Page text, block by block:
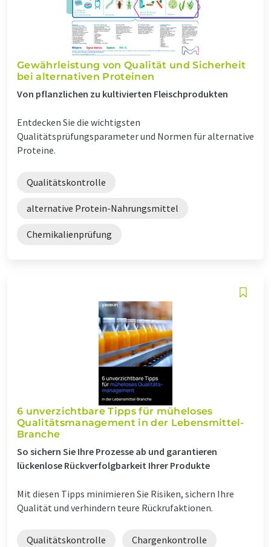
Gewährleistung von Qualität und Sicherheit
bei alternativen Proteinen
Von pflanzlichen zu kultivierten Fleischprodukten
Entdecken Sie die wichtigsten
Qualitätsprüfungsparameter und Normen für alternative
Proteine.
Qualitätskontrolle
alternative Protein-Nahrungsmittel
Chemikalienprüfung
6 unverzichtbare Tipps für müheloses
Qualitätsmanagement in der Lebensmittel-
Branche
So sichern Sie Ihre Prozesse ab und garantieren
lückenlose Rückverfolgbarkeit Ihrer Produkte
Mit diesen Tipps minimieren Sie Risiken, sichern Ihre
Qualität und verhindern teure Rückrufaktionen.
Qualitätskontrolle Chargenkontrolle